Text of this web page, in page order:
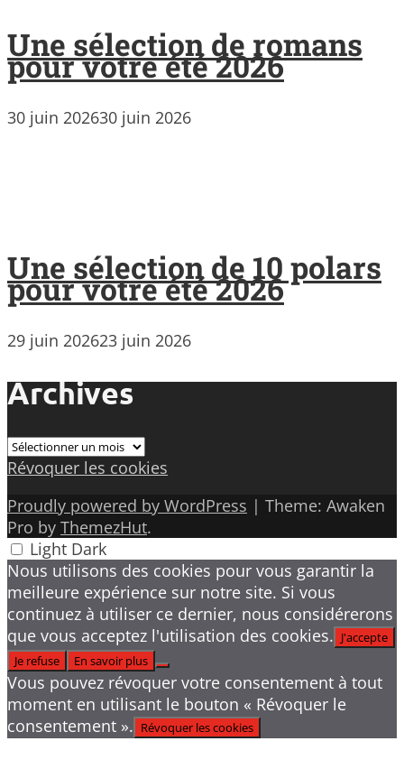
Une sélection de romans
pour votre été 2026
30 juin 202630 juin 2026
Une sélection de 10 polars
pour votre été 2026
29 juin 202623 juin 2026
Archives
Archives
Révoquer les cookies
Proudly powered by WordPress | Theme: Awaken
Pro by ThemezHut.
Light Dark
Nous utilisons des cookies pour vous garantir la
meilleure expérience sur notre site. Si vous
continuez à utiliser ce dernier, nous considérerons
que vous acceptez l'utilisation des cookies. J'accepte
Je refuse
En savoir plus
Vous pouvez révoquer votre consentement à tout
moment en utilisant le bouton « Révoquer le
consentement ». Révoquer les cookies